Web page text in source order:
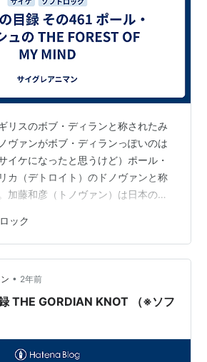
リスのボブ・ディランと称されたみ
ヴァンがボブ・ディランっぽいのは
イケになったと思うけど）ポール・
カ（デトロイト）のドノヴァンと称
加藤和彦（トノヴァン）は日本のド
。 私はサイケ好きなんでポール・パ
・アルバム『THE FOREST OF MY
てるけど、セカンド・アルバムの『ソ
染み入る美しい曲ばかりで名盤だと
） 分類：音楽＞洋楽＞ロック＞サイ
名…
ック
• 2年前
THE GORDIAN KNOT （※ソフ